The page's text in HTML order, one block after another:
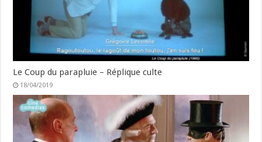
Le Coup du parapluie – Réplique culte
18/04/2019